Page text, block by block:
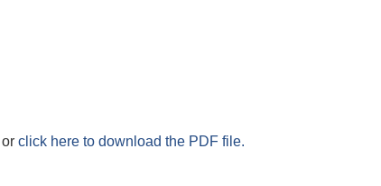
or click here to download the PDF file.